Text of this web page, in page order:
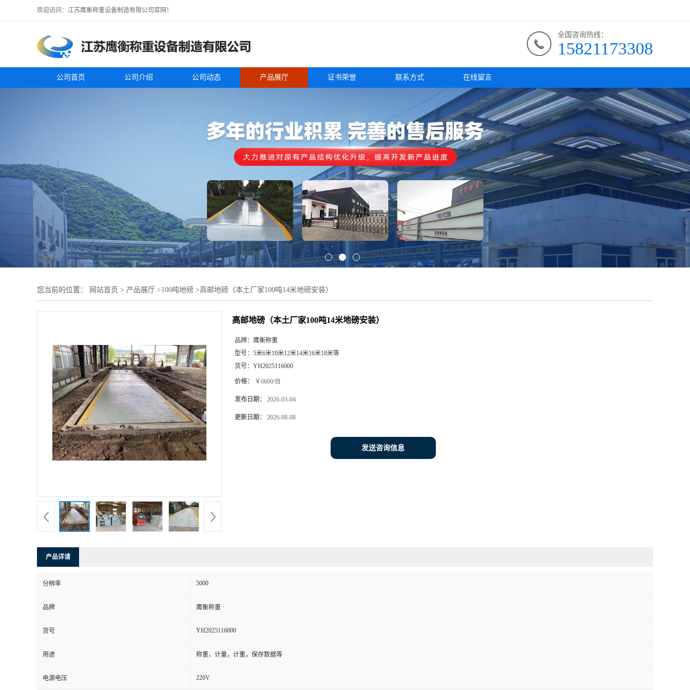
欢迎访问：江苏鹰衡称重设备制造有限公司官网！
全国咨询热线：
15821173308
公司首页 公司介绍 公司动态 产品展厅 证书荣誉 联系方式 在线留言
您当前的位置： 网站首页 > 产品展厅 >100吨地磅 >高邮地磅（本土厂家100吨14米地磅安装）
高邮地磅（本土厂家100吨14米地磅安装）
品牌： 鹰衡称重
型号： 5米6米10米12米14米16米18米等
货号： YH2025116000
价格： ￥6600/台
发布日期： 2026-03-04
更新日期： 2026-08-08
发送咨询信息
产品详请
分辨率 5000
品牌 鹰衡称重
货号 YH2025116000
用途 称重，计量，计重，保存数据等
电源电压 220V